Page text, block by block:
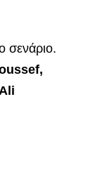
σενάριο.